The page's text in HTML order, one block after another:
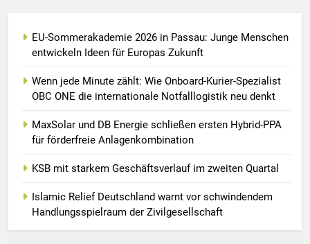
EU-Sommerakademie 2026 in Passau: Junge Menschen
entwickeln Ideen für Europas Zukunft
Wenn jede Minute zählt: Wie Onboard-Kurier-Spezialist
OBC ONE die internationale Notfalllogistik neu denkt
MaxSolar und DB Energie schließen ersten Hybrid-PPA
für förderfreie Anlagenkombination
KSB mit starkem Geschäftsverlauf im zweiten Quartal
Islamic Relief Deutschland warnt vor schwindendem
Handlungsspielraum der Zivilgesellschaft